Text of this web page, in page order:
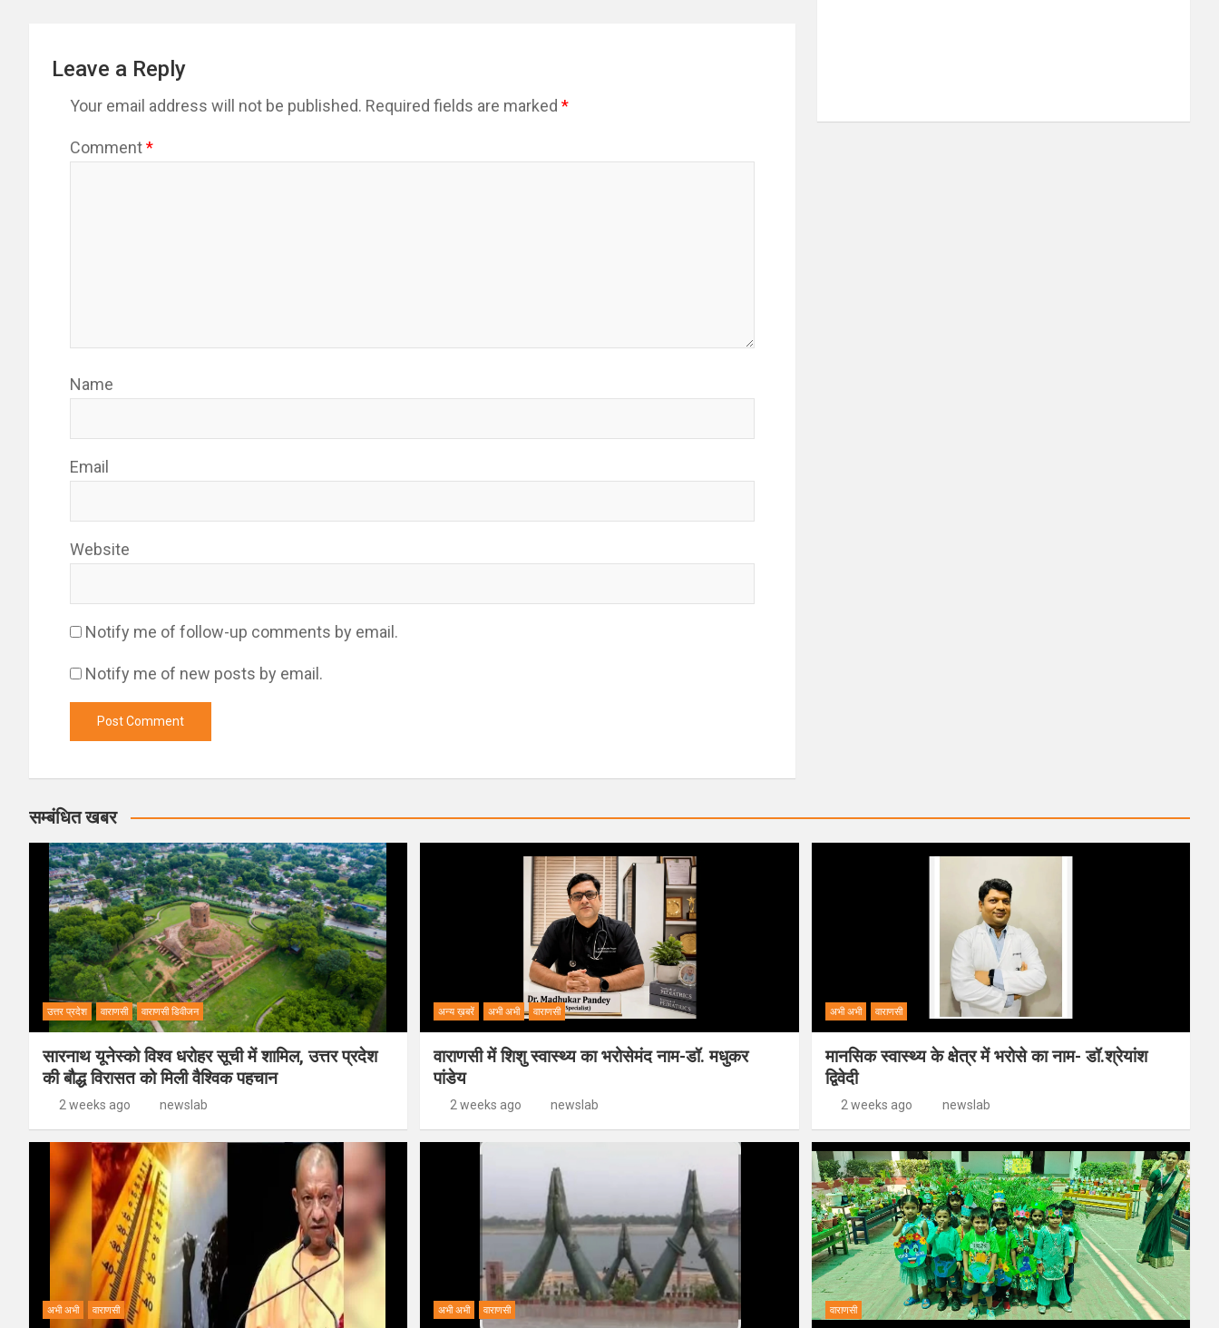
Leave a Reply
Your email address will not be published. Required fields are marked *
Comment*
Name
Email
Website
Notify me of follow-up comments by email.
Notify me of new posts by email.
सम्बंधित खबर
उत्तर प्रदेश वाराणसी वाराणसी डिवीजन
सारनाथ यूनेस्को विश्व धरोहर सूची में शामिल, उत्तर प्रदेश
की बौद्ध विरासत को मिली वैश्विक पहचान
2 weeks ago newslab
अन्य ख़बरें अभी अभी वाराणसी
वाराणसी में शिशु स्वास्थ्य का भरोसेमंद नाम-डॉ. मधुकर
पांडेय
2 weeks ago newslab
अभी अभी वाराणसी
मानसिक स्वास्थ्य के क्षेत्र में भरोसे का नाम- डॉ.श्रेयांश
द्विवेदी
2 weeks ago newslab
अभी अभी वाराणसी अभी अभी वाराणसी वाराणसी